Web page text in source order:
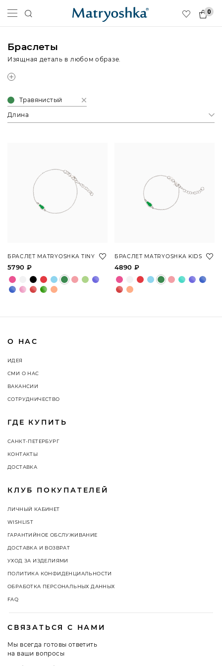
0
Браслеты
Изящная деталь в любом образе.
Травянистый
Длина
БРАСЛЕТ MATRYOSHKA TINY
5790 ₽
БРАСЛЕТ MATRYOSHKA KIDS
4890 ₽
О НАС
ИДЕЯ
СМИ О НАС
ВАКАНСИИ
СОТРУДНИЧЕСТВО
ГДЕ КУПИТЬ
САНКТ-ПЕТЕРБУРГ
КОНТАКТЫ
ДОСТАВКА
КЛУБ ПОКУПАТЕЛЕЙ
ЛИЧНЫЙ КАБИНЕТ
WISHLIST
ГАРАНТИЙНОЕ ОБСЛУЖИВАНИЕ
ДОСТАВКА И ВОЗВРАТ
УХОД ЗА ИЗДЕЛИЯМИ
ПОЛИТИКА КОНФИДЕНЦИАЛЬНОСТИ
ОБРАБОТКА ПЕРСОНАЛЬНЫХ ДАННЫХ
FAQ
СВЯЗАТЬСЯ С НАМИ
Мы всегда готовы ответить
на ваши вопросы